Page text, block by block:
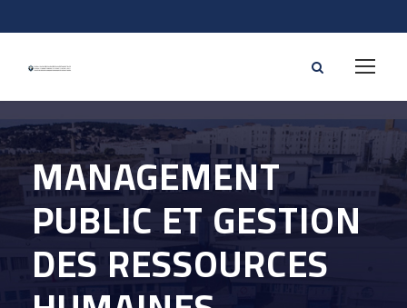
MANAGEMENT
PUBLIC ET GESTION
DES RESSOURCES